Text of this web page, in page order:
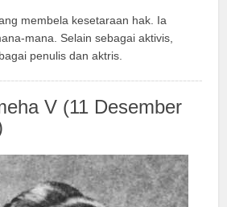
membela kesetaraan hak. Ia
mana. Selain sebagai aktivis,
penulis dan aktris.
V (11 Desember